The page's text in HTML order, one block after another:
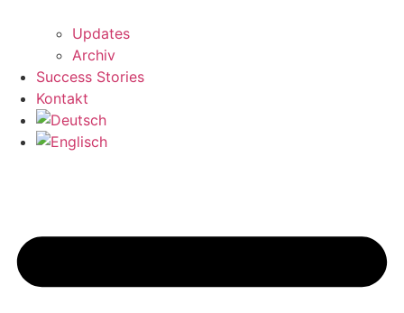
Updates
Archiv
Success Stories
Kontakt